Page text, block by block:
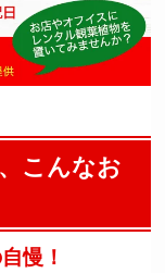
こんなお
慢！